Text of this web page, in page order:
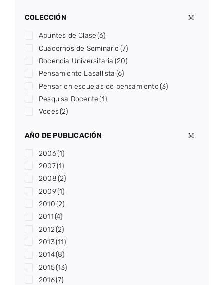
COLECCIÓN
Apuntes de Clase(6)
Cuadernos de Seminario (7)
Docencia Universitaria (20)
Pensamiento Lasallista (6)
Pensar en escuelas de pensamiento(3)
Pesquisa Docente(1)
Voces(2)
AÑO DE PUBLICACIÓN
2006(1)
2007(1)
2008(2)
2009(1)
2010(2)
2011(4)
2012(2)
2013(11)
2014(8)
2015(13)
2016(7)